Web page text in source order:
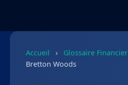
Accueil › Glossaire Financier
Bretton Woods